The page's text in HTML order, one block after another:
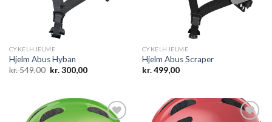
CYKELHJELME
Hjelm Abus Hyban
kr.549,00 Den
oprindelige
kr. 549,00.
kr.300,00Den
kr. 300,00.
CYKELHJELME
Hjelm Abus Scraper
kr.499,00